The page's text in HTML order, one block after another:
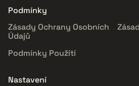
Podmínky
Zásady Ochrany Osobních
Údajů
Podmínky Použití
Nastavení